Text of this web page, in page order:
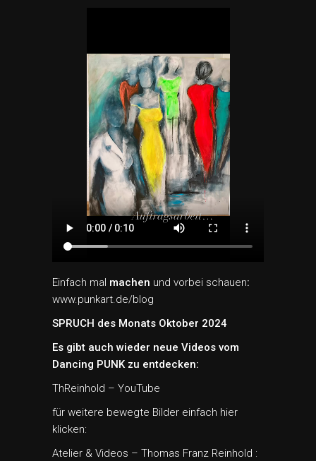
Einfach mal machen und vorbei schauen:
www.punkart.de/blog
SPRUCH des Monats Oktober 2024
Es gibt auch wieder neue Videos vom
Dancing PUNK zu entdecken:
ThReinhold – YouTube
für weitere bewegte Bilder einfach hier
klicken:
Atelier & Videos – Thomas Franz Reinhold :